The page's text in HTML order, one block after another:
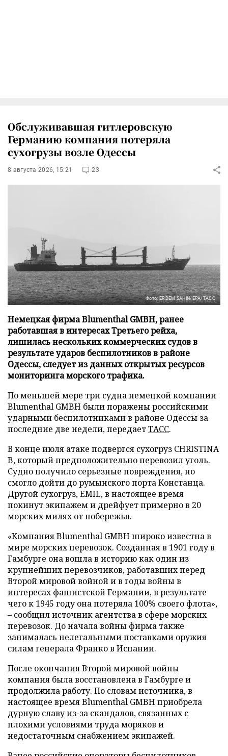
Обслуживавшая гитлеровскую
Германию компания потеряла
сухогрузы возле Одессы
8 августа 2026, 15:21 23
Фото: ERDEM SAHIN/EPA/ТАСС
Немецкая фирма Blumenthal GMBH, ранее
работавшая в интересах Третьего рейха,
лишилась нескольких коммерческих судов в
результате ударов беспилотников в районе
Одессы, следует из данных открытых ресурсов
мониторинга морского трафика.
По меньшей мере три судна немецкой компании
Blumenthal GMBH были поражены российскими
ударными беспилотниками в районе Одессы за
последние две недели, передаетТАСС.
В конце июля атаке подвергся сухогруз CHRISTINA
B, который предположительно перевозил уголь.
Судно получило серьезные повреждения, но
смогло дойти до румынского порта Констанца.
Другой сухогруз, EMIL, в настоящее время
покинут экипажем и дрейфует примерно в 20
морских милях от побережья.
«Компания Blumenthal GMBH широко известна в
мире морских перевозок. Созданная в 1901 году в
Гамбурге она вошла в историю как один из
крупнейших перевозчиков, работавших перед
Второй мировой войной и в годы войны в
интересах фашистской Германии, в результате
чего к 1945 году она потеряла 100% своего флота»,
– сообщил источник агентства в сфере морских
перевозок. До начала войны фирма также
занималась нелегальными поставками оружия
силам генерала Франко в Испании.
После окончания Второй мировой войны
компания была восстановлена в Гамбурге и
продолжила работу. По словам источника, в
настоящее время Blumenthal GMBH приобрела
дурную славу из-за скандалов, связанных с
плохими условиями труда моряков и
недостаточным снабжением экипажей.